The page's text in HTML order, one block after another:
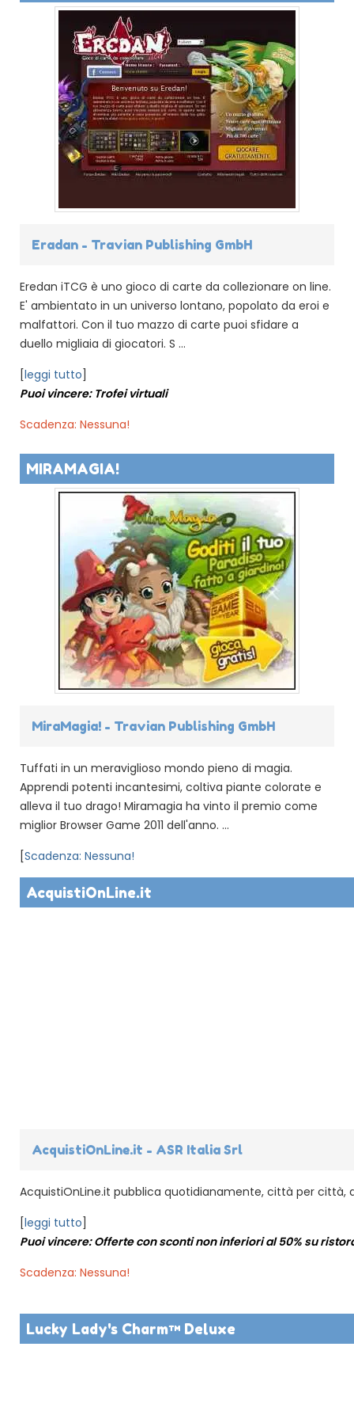
Eradan - Travian Publishing GmbH
Eredan iTCG è uno gioco di carte da collezionare on line.
E' ambientato in un universo lontano, popolato da eroi e
malfattori. Con il tuo mazzo di carte puoi sfidare a
duello migliaia di giocatori. S ...
[leggi tutto]
Puoi vincere: Trofei virtuali
Scadenza: Nessuna!
MIRAMAGIA!
MiraMagia! - Travian Publishing GmbH
Tuffati in un meraviglioso mondo pieno di magia.
Apprendi potenti incantesimi, coltiva piante colorate e
alleva il tuo drago! Miramagia ha vinto il premio come
miglior Browser Game 2011 dell'anno. ...
[Scadenza: Nessuna!
AcquistiOnLine.it
AcquistiOnLine.it - ASR Italia Srl
AcquistiOnLine.it pubblica quotidianamente, città per città,
[leggi tutto]
Puoi vincere: Offerte con sconti non inferiori al 50% su
Scadenza: Nessuna!
Lucky Lady's Charm™ Deluxe